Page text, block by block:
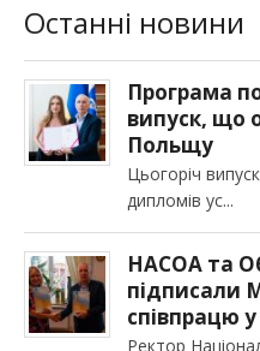
Останні новини
Програма
випуск, що
Польщу
Цьогоріч
дипломів ус
НАСОА та
підписали
співпрацю у
Ректор